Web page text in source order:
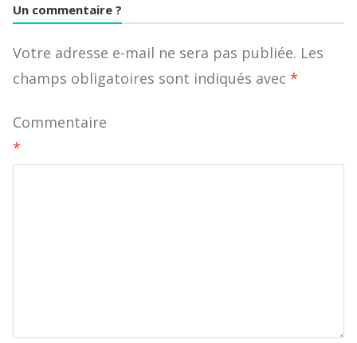
Un commentaire ?
Votre adresse e-mail ne sera pas publiée. Les
champs obligatoires sont indiqués avec *
Commentaire
*